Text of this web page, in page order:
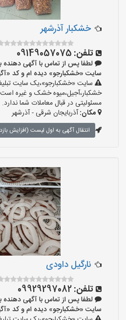
خشکبار آذرشهر
تلفن: 09149057075
لطفا پس از تماس با آگهی دهنده
سایت «خشکبارجو» دیده ام و کد «آگهی-167» را اعلام
سایت «خشکبارجو»،یک سایت
خشکبار،آجیل،میوه خشک و غیره
مسئولیتی در قبال معاملات شما ندارد.
مکان:آذربایجان شرقی - آذرشهر
انتقال آگهی به اول لیست (افزایش
نارگیل داودی
تلفن:09929297082
لطفا پس از تماس با آگهی دهنده
سایت «خشکبارجو» دیده ام و کد «آگهی-152» را اعلام